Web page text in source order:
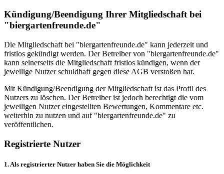
Kündigung/Beendigung Ihrer Mitgliedschaft bei
"biergartenfreunde.de"
Die Mitgliedschaft bei "biergartenfreunde.de" kann jederzeit und
fristlos gekündigt werden. Der Betreiber von "biergartenfreunde.de"
kann seinerseits die Mitgliedschaft fristlos kündigen, wenn der
jeweilige Nutzer schuldhaft gegen diese AGB verstoßen hat.
Mit Kündigung/Beendigung der Mitgliedschaft ist das Profil des
Nutzers zu löschen. Der Betreiber ist jedoch berechtigt die vom
jeweiligen Nutzer eingestellten Bewertungen, Kommentare etc.
weiterhin zu nutzen und auf "biergartenfreunde.de" zu
veröffentlichen.
Registrierte Nutzer
1. Als registrierter Nutzer haben Sie die Möglichkeit